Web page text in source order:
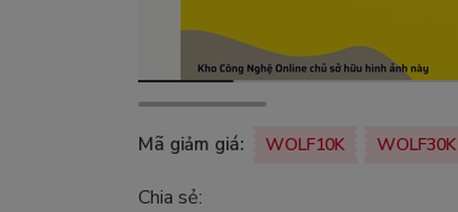
Mã giảm giá: WOLF10K WOLF30K
Chia sẻ: